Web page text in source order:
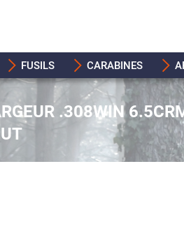
FUSILS CARABINES
.308WIN